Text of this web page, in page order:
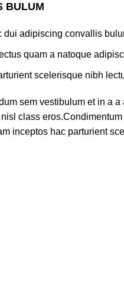
BULUM
adipiscing convallis
quam a natoque
scelerisque nibh
sem vestibulum et in a a
class
inceptos hac parturient